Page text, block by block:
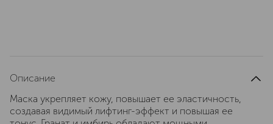
Описание
Маска укрепляет кожу, повышает ее эластичность,
создавая видимый лифтинг-эффект и повышая ее